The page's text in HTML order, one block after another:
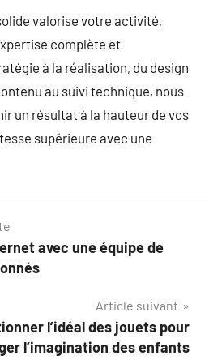
valorise votre activité,
complète et
à la réalisation, du design
au suivi technique, nous
un résultat à la hauteur de vos
supérieure avec une
avec une équipe de
Article suivant
l’idéal des jouets pour
l’imagination des enfants